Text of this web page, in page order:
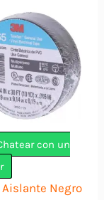
con un
Negro